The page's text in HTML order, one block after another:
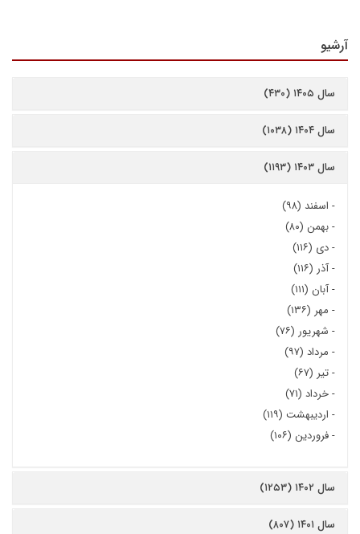
آرشیو
سال ۱۴۰۵ (۴۳۰)
سال ۱۴۰۴ (۱۰۳۸)
سال ۱۴۰۳ (۱۱۹۳)
- اسفند (۹۸)
-بهمن (۸۰)
-دی (۱۱۶)
-آذر (۱۱۶)
-آبان (۱۱۱)
- مهر (۱۳۶)
- شهریور (۷۶)
- مرداد (۹۷)
-تیر (۶۷)
-خرداد (۷۱)
- اردیبهشت (۱۱۹)
-فروردین (۱۰۶)
سال ۱۴۰۲ (۱۲۵۳)
سال ۱۴۰۱ (۸۰۷)